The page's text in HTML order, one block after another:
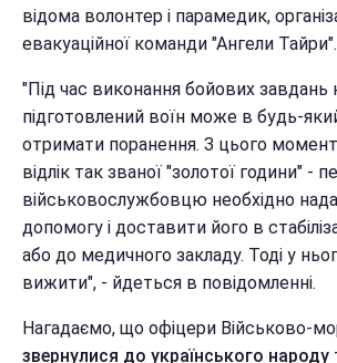
відома волонтер і парамедик,
евакуаційної команди "Ангели Тайри".
"Під час виконання бойових завдань
підготовлений воїн може в будь-
отримати поранення. З цього
відлік так званої "золотої години" -
військовослужбовцю необхідно
допомогу і доставити його в
або до медичного закладу. Тоді у
вижити", - йдеться в повідомленні.
Нагадаємо, що офіцери Військово-
звернулися до українського народу